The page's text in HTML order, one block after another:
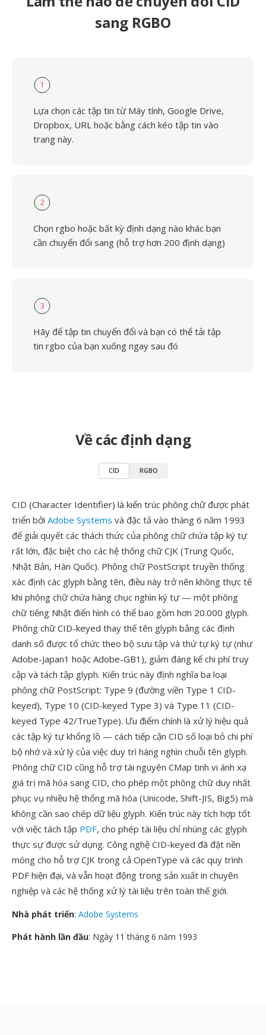
sang RGBO
1
Lựa chọn các tập tin từ Máy tính, Google Drive,
Dropbox, URL hoặc bằng cách kéo tập tin vào
trang này.
2
Chọn rgbo hoặc bất kỳ định dạng nào khác bạn
cần chuyển đổi sang (hỗ trợ hơn 200 định dạng)
3
Hãy để tập tin chuyển đổi và bạn có thể tải tập
tin rgbo của bạn xuống ngay sau đó
Về các định dạng
CID RGBO
CID (Character Identifier) là kiến trúc phông chữ được phát
triển bởi Adobe Systems và đặc tả vào tháng 6 năm 1993
để giải quyết các thách thức của phông chữ chứa tập ký tự
rất lớn, đặc biệt cho các hệ thống chữ CJK (Trung Quốc,
Nhật Bản, Hàn Quốc). Phông chữ PostScript truyền thống
xác định các glyph bằng tên, điều này trở nên không thực tế
khi phông chữ chứa hàng chục nghìn ký tự — một phông
chữ tiếng Nhật điển hình có thể bao gồm hơn 20.000 glyph.
Phông chữ CID-keyed thay thế tên glyph bằng các định
danh số được tổ chức theo bộ sưu tập và thứ tự ký tự (như
Adobe-Japan1 hoặc Adobe-GB1), giảm đáng kể chi phí truy
cập và tách tập glyph. Kiến trúc này định nghĩa ba loại
phông chữ PostScript: Type 9 (đường viền Type 1 CID-
keyed), Type 10 (CID-keyed Type 3) và Type 11 (CID-
keyed Type 42/TrueType). Ưu điểm chính là xử lý hiệu quả
các tập ký tự khổng lồ — cách tiếp cận CID số loại bỏ chi phí
bộ nhớ và xử lý của việc duy trì hàng nghìn chuỗi tên glyph.
Phông chữ CID cũng hỗ trợ tài nguyên CMap tinh vi ánh xạ
giá trị mã hóa sang CID, cho phép một phông chữ duy nhất
phục vụ nhiều hệ thống mã hóa (Unicode, Shift-JIS, Big5) mà
không cần sao chép dữ liệu glyph. Kiến trúc này tích hợp tốt
với việc tách tập PDF, cho phép tài liệu chỉ nhúng các glyph
thực sự được sử dụng. Công nghệ CID-keyed đã đặt nền
móng cho hỗ trợ CJK trong cả OpenType và các quy trình
PDF hiện đại, và vẫn hoạt động trong sản xuất in chuyên
nghiệp và các hệ thống xử lý tài liệu trên toàn thế giới.
Nhà phát triển: Adobe Systems
Phát hành lần đầu: Ngày 11 tháng 6 năm 1993